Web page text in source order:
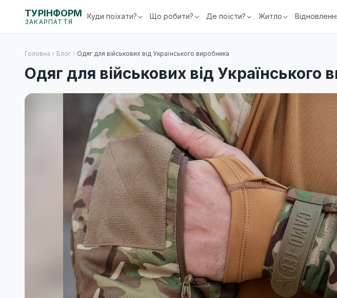
ТУРІНФОРМ
ЗАКАРПАТТЯ
Куди поїхати? Що робити? Де поїсти? Житло
Головна Блог Одяг для військових від Українського виробника
Одяг для військових від Українського